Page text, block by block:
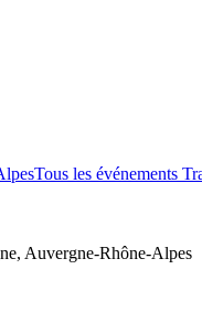
Tous les événements
, Auvergne-Rhône-Alpes